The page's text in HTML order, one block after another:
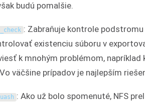
budú pomalšie.
: Zabraňuje kontrole
existenciu súboru v
k mnohým problémom,
väčšine prípadov je najlepším
: Ako už bolo spomenuté, NFS